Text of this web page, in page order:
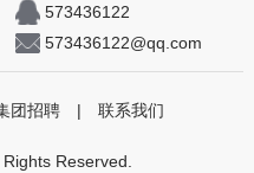
573436122
573436122@qq.com
团招聘 | 联系我们
Reserved.